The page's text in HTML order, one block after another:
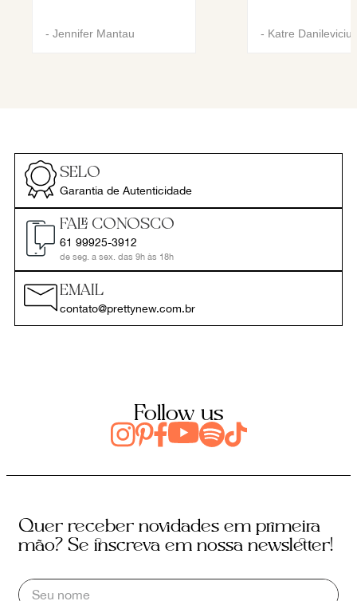
- Jennifer Mantau - Katre Danilevicius
SELO
Garantia de Autenticidade
FALE CONOSCO
61 99925-3912
de seg. a sex. das 9h às 18h
EMAIL
contato@prettynew.com.br
Follow us
Quer receber novidades em primeira
mão? Se inscreva em nossa newsletter!